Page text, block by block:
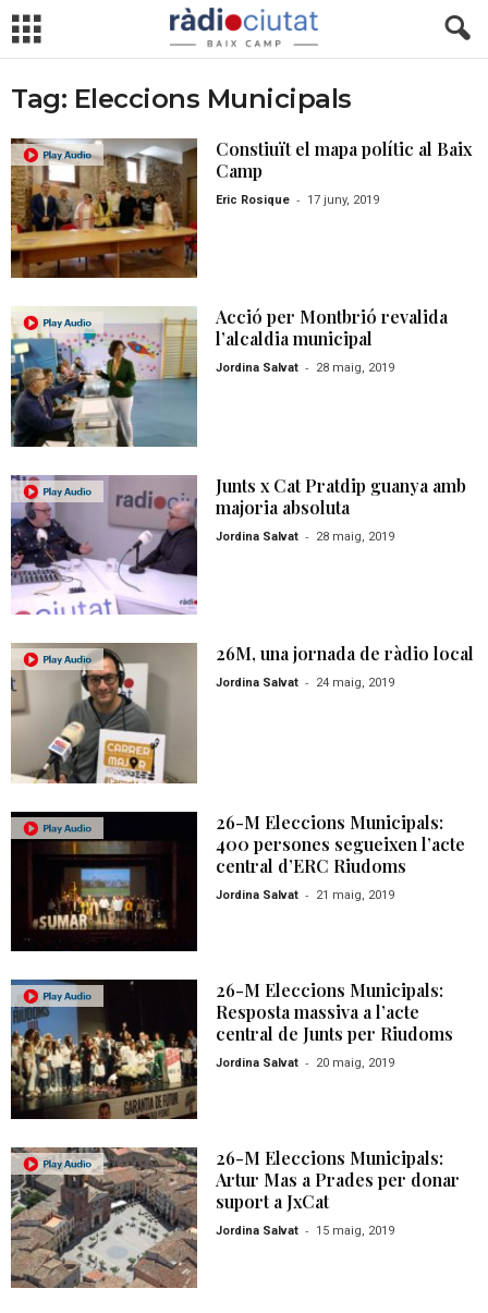
Tag: Eleccions Municipals
Constiuït el mapa polític al Baix
Camp
Eric Rosique - 17 juny, 2019
Acció per Montbrió revalida
l’alcaldia municipal
Jordina Salvat - 28 maig, 2019
Junts x Cat Pratdip guanya amb
majoria absoluta
Jordina Salvat - 28 maig, 2019
26M, una jornada de ràdio local
Jordina Salvat - 24 maig, 2019
26-M Eleccions Municipals:
400 persones segueixen l’acte
central d’ERC Riudoms
Jordina Salvat - 21 maig, 2019
26-M Eleccions Municipals:
Resposta massiva a l’acte
central de Junts per Riudoms
Jordina Salvat - 20 maig, 2019
26-M Eleccions Municipals:
Artur Mas a Prades per donar
suport a JxCat
Jordina Salvat - 15 maig, 2019